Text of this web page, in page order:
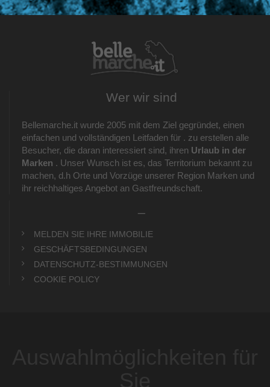
Wer wir sind
Bellemarche.it wurde 2005 mit dem Ziel gegründet, einen
einfachen und vollständigen Leitfaden für . zu erstellen alle
Besucher, die daran interessiert sind, ihren Urlaub in der
Marken . Unser Wunsch ist es, das Territorium bekannt zu
machen, d.h Orte und Vorzüge unserer Region Marken und
ihr reichhaltiges Angebot an Gastfreundschaft.
MELDEN SIE IHRE IMMOBILIE
GESCHÄFTSBEDINGUNGEN
DATENSCHUTZ-BESTIMMUNGEN
COOKIE POLICY